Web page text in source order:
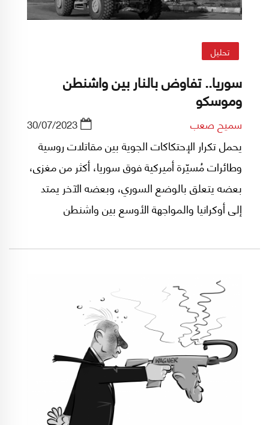
تحليل
سوريا.. تفاوض بالنار بين واشنطن
وموسكو
سميح صعب 30/07/2023
يحمل تكرار الإحتكاكات الجوية بين مقاتلات روسية
وطائرات مُسيّرة أميركية فوق سوريا، أكثر من مغزى،
بعضه يتعلق بالوضع السوري، وبعضه الآخر يمتد
إلى أوكرانيا والمواجهة الأوسع بين واشنطن